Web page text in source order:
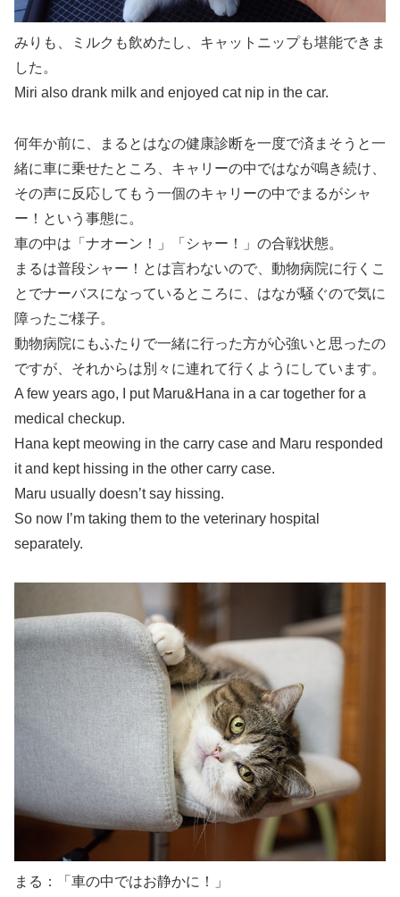
みりも、ミルクも飲めたし、キャットニップも堪能できま
した。
Miri also drank milk and enjoyed cat nip in the car.
何年か前に、まるとはなの健康診断を一度で済まそうと一
緒に車に乗せたところ、キャリーの中ではなが鳴き続け、
その声に反応してもう一個のキャリーの中でまるがシャ
ー！という事態に。
車の中は「ナオーン！」「シャー！」の合戦状態。
まるは普段シャー！とは言わないので、動物病院に行くこ
とでナーバスになっているところに、はなが騒ぐので気に
障ったご様子。
動物病院にもふたりで一緒に行った方が心強いと思ったの
ですが、それからは別々に連れて行くようにしています。
A few years ago, I put Maru&Hana in a car together for a
medical checkup.
Hana kept meowing in the carry case and Maru responded
it and kept hissing in the other carry case.
Maru usually doesn’t say hissing.
So now I’m taking them to the veterinary hospital
separately.
まる：「車の中ではお静かに！」